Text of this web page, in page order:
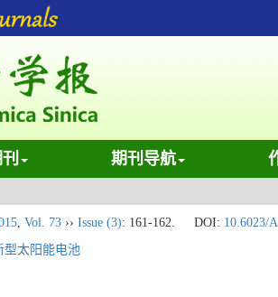
期刊导航
, Vol. 73 ›› Issue (3): 161-162. DOI: 10.6023/
型太阳能电池